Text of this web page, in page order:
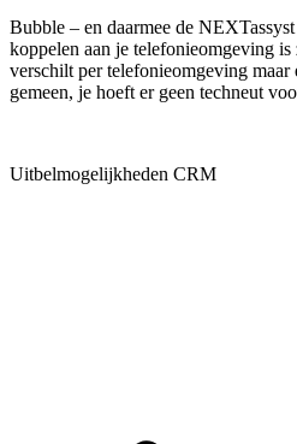
Bubble – en daarmee de
koppelen aan je telefonieomgeving
verschilt per telefonieomgeving maar
gemeen, je hoeft er geen techneut
Uitbelmogelijkheden CRM